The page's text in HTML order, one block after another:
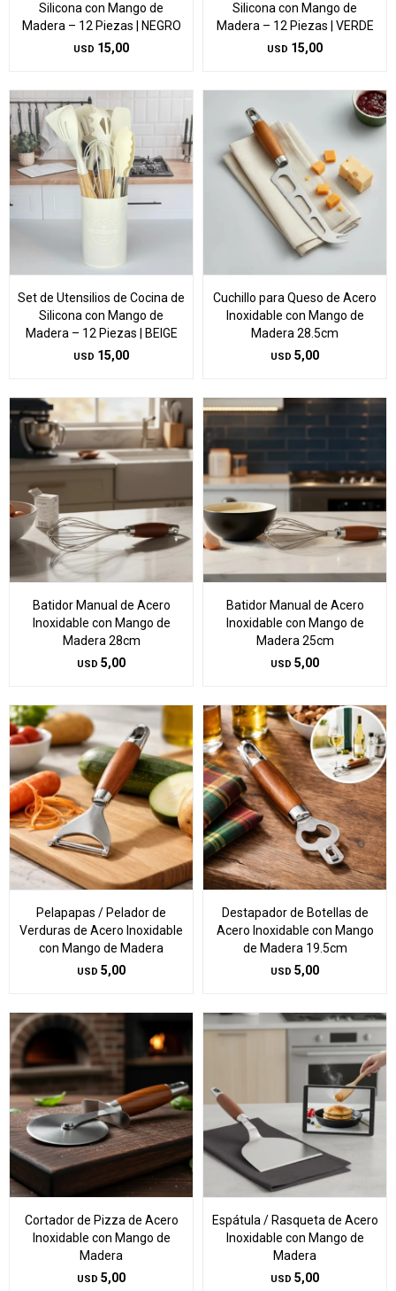
Silicona con Mango de
Madera – 12 Piezas | NEGRO
USD 15,00
Silicona con Mango de
Madera – 12 Piezas | VERDE
USD 15,00
Set de Utensilios de Cocina de
Silicona con Mango de
Madera – 12 Piezas | BEIGE
USD 15,00
Cuchillo para Queso de Acero
Inoxidable con Mango de
Madera 28.5cm
USD 5,00
Batidor Manual de Acero
Inoxidable con Mango de
Madera 28cm
USD 5,00
Batidor Manual de Acero
Inoxidable con Mango de
Madera 25cm
USD 5,00
Pelapapas / Pelador de
Verduras de Acero Inoxidable
con Mango de Madera
USD 5,00
Destapador de Botellas de
Acero Inoxidable con Mango
de Madera 19.5cm
USD 5,00
Cortador de Pizza de Acero
Inoxidable con Mango de
Madera
USD 5,00
Espátula / Rasqueta de Acero
Inoxidable con Mango de
Madera
USD 5,00